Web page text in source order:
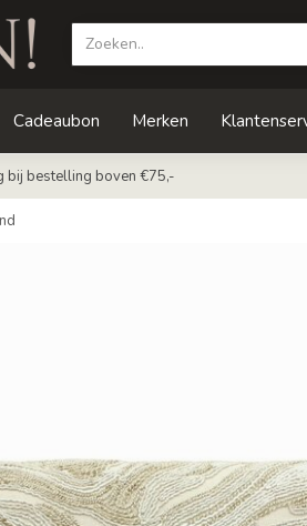
Cadeaubon Merken
bij bestelling boven €75,-